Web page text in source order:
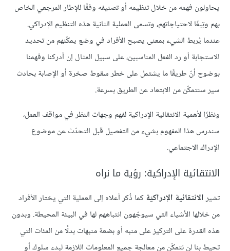
يحاولون فهمه من خلال تنظيمه أو تصنيفه وفقًا للإطار المرجعي الخاص
بهم وتِبعًا لاحتياجاتهم، وتسمى العملية الثانية هذه التنظيم الإدراكي.
عندما يُربط الشيء بمعنى يصبح الأفراد في وضع يمكّنهم من تحديد
الاستجابة أو رد الفعل المناسبين، على سبيل المثال إن أدركنا وفهمنا
بوضوح أنّ طريقًا ما يشتمل على خطر سقوط صخرة أو الإصابة بحادث
سير سنتمكّن من الابتعاد عن الطريق بسرعة.
ونظرًا لأهمية الانتقائية الإدراكية لفهم وجهات النظر في مواقف العمل،
سندرس هذا المفهوم بشيء من التفصيل قبل التحدّث عن موضوع
الإدراك الاجتماعي.
الانتقائية الإدراكية: رؤية ما نراه
تشيرالانتقائية الإدراكيّة كما ذُكر أعلاه إلى العملية التي يختار الأفراد
من خلالها الأشياء التي سيوجّهون انتباههم لها في البيئة المحيطة. وبدون
هذه القدرة على التركيز على منبه أو بضعة منبهات بدلًا من المئات التي
تحيط بنا لن نتمكّن من معالجة جميع المعلومات اللازمة لبدء سلوك أو